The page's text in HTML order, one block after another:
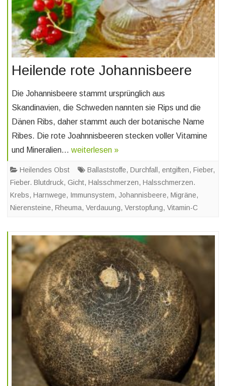
Heilende rote Johannisbeere
Die Johannisbeere stammt ursprünglich aus
Skandinavien, die Schweden nannten sie Rips und die
Dänen Ribs, daher stammt auch der botanische Name
Ribes. Die rote Joahnnisbeeren stecken voller Vitamine
und Mineralien… weiterlesen »
Heilendes Obst Ballaststoffe, Durchfall, entgiften, Fieber,
Fieber. Blutdruck, Gicht, Halsschmerzen, Halsschmerzen.
Krebs, Harnwege, Immunsystem, Johannisbeere, Migräne,
Nierensteine, Rheuma, Verdauung, Verstopfung, Vitamin-C